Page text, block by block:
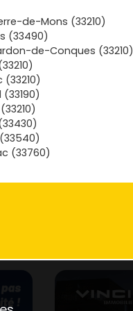
de-Mons (33210)
(33490)
de-Conques (33210)
(33760)